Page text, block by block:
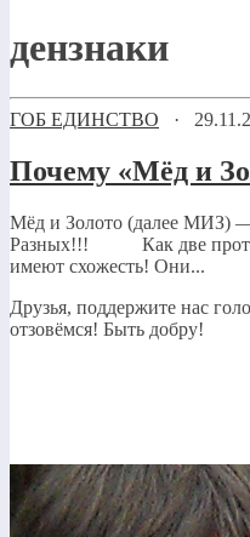
дензнаки
ГОБ ЕДИНСТВО ·
Почему «Мёд и
Мёд и Золото (далее МИЗ)
Разных!!! Как две
имеют схожесть! Они...
Друзья, поддержите нас
отзовёмся! Быть добру!